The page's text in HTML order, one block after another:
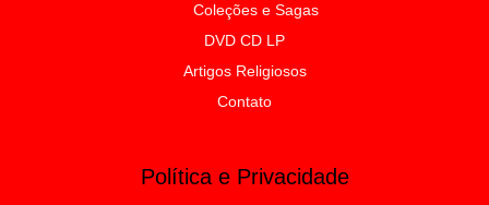
Coleções e Sagas
DVD CD LP
Artigos Religiosos
Contato
Política e Privacidade